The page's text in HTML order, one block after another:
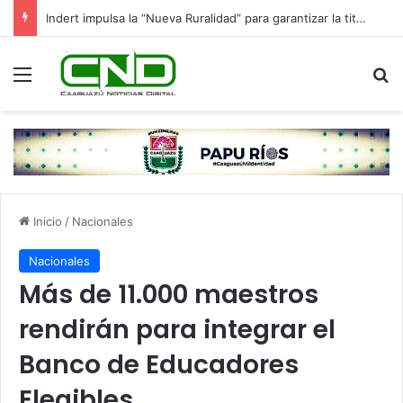
Indert impulsa la “Nueva Ruralidad” para garantizar la titulación de tierras a familias campesinas.
Menú
Inicio / Nacionales
Nacionales
Más de 11.000 maestros
rendirán para integrar el
Banco de Educadores